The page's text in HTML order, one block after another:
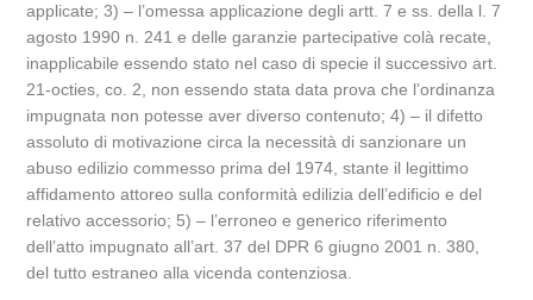
applicate; 3) – l’omessa applicazione degli artt. 7 e ss. della l. 7
agosto 1990 n. 241 e delle garanzie partecipative colà recate,
inapplicabile essendo stato nel caso di specie il successivo art.
21-octies, co. 2, non essendo stata data prova che l’ordinanza
impugnata non potesse aver diverso contenuto; 4) – il difetto
assoluto di motivazione circa la necessità di sanzionare un
abuso edilizio commesso prima del 1974, stante il legittimo
affidamento attoreo sulla conformità edilizia dell’edificio e del
relativo accessorio; 5) – l’erroneo e generico riferimento
dell’atto impugnato all’art. 37 del DPR 6 giugno 2001 n. 380,
del tutto estraneo alla vicenda contenziosa.